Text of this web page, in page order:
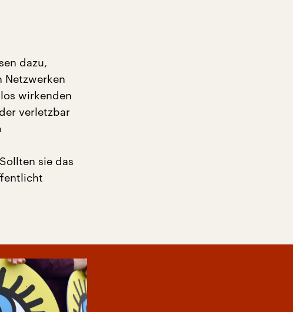
dazu,
Netzwerken
wirkenden
verletzbar
sie das